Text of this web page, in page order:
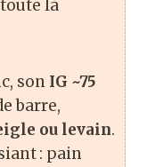
la
son IG ~75
barre,
ou levain.
: pain